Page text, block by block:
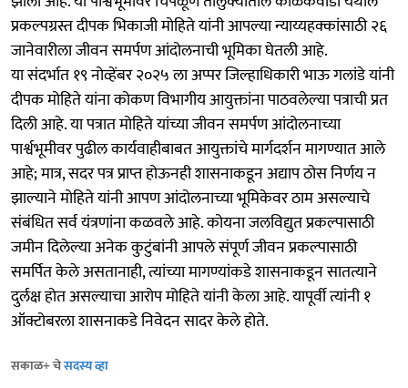
प्रकल्पग्रस्त दीपक भिकाजी मोहिते यांनी आपल्या न्याय्यहक्कांसाठी २६
जानेवारीला जीवन समर्पण आंदोलनाची भूमिका घेतली आहे.
या संदर्भात १९ नोव्हेंबर २०२५ ला अप्पर जिल्हाधिकारी भाऊ गलांडे यांनी
दीपक मोहिते यांना कोकण विभागीय आयुक्तांना पाठवलेल्या पत्राची प्रत
दिली आहे. या पत्रात मोहिते यांच्या जीवन समर्पण आंदोलनाच्या
पार्श्वभूमीवर पुढील कार्यवाहीबाबत आयुक्तांचे मार्गदर्शन मागण्यात आले
आहे; मात्र, सदर पत्र प्राप्त होऊनही शासनाकडून अद्याप ठोस निर्णय न
झाल्याने मोहिते यांनी आपण आंदोलनाच्या भूमिकेवर ठाम असल्याचे
संबंधित सर्व यंत्रणांना कळवले आहे. कोयना जलविद्युत प्रकल्पासाठी
जमीन दिलेल्या अनेक कुटुंबांनी आपले संपूर्ण जीवन प्रकल्पासाठी
समर्पित केले असतानाही, त्यांच्या मागण्यांकडे शासनाकडून सातत्याने
दुर्लक्ष होत असल्याचा आरोप मोहिते यांनी केला आहे. यापूर्वी त्यांनी १
ऑक्टोबरला शासनाकडे निवेदन सादर केले होते.
सकाळ+ चेसदस्य व्हा